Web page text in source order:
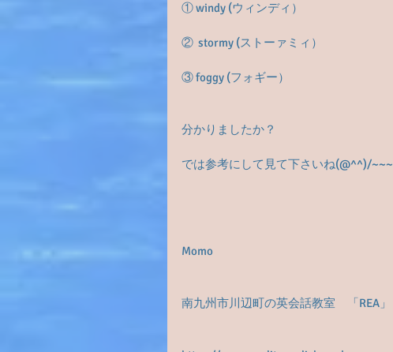
① windy (ウィンディ）
②  stormy (ストーァミィ）
③ foggy (フォギー）
分かりましたか？
では参考にして見て下さいね(@^^)/~~~
Momo
南九州市川辺町の英会話教室　「REA」